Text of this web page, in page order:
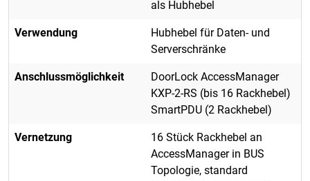
als Hubhebel
Verwendung
Hubhebel für Daten- und
Serverschränke
Anschlussmöglichkeit
DoorLock AccessManager
KXP-2-RS (bis 16 Rackhebel)
SmartPDU (2 Rackhebel)
Vernetzung
16 Stück Rackhebel an
AccessManager in BUS
Topologie, standard